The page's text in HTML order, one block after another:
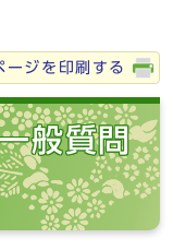
ージを印刷する
般質問